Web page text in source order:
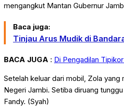
mengangkut Mantan Gubernur
Baca juga:
Tinjau Arus Mudik di
BACA JUGA : Di Pengadilan
Setelah keluar dari mobil, Zola yang
Negeri Jambi. Setiba diruang
Fandy. (Syah)